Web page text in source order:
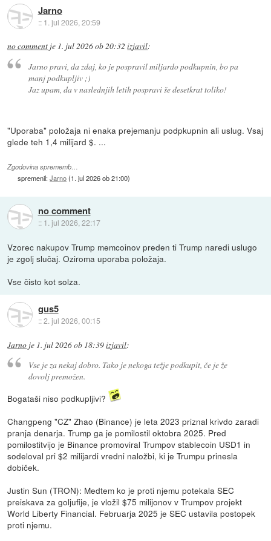
Jarno
:: 1. jul 2026, 20:59
no comment je 1. jul 2026 ob 20:32 izjavil:
Jarno pravi, da zdaj, ko je pospravil miljardo podkupnin, bo pa
manj podkupljiv ;)
Jaz upam, da v naslednjih letih pospravi še desetkrat toliko!
"Uporaba" položaja ni enaka prejemanju podpkupnin ali uslug. Vsaj
glede teh 1,4 milijard $. ...
Zgodovina sprememb…
spremenil:Jarno(1. jul 2026 ob 21:00)
no comment
:: 1. jul 2026, 22:17
Vzorec nakupov Trump memcoinov preden ti Trump naredi uslugo
je zgolj slučaj. Oziroma uporaba položaja.
Vse čisto kot solza.
gus5
::2. jul 2026, 00:15
Jarno je 1. jul 2026 ob 18:39izjavil:
Vse je za nekaj dobro. Tako je nekoga težje podkupit, če je že
dovolj premožen.
Bogataši niso podkupljivi?
Changpeng "CZ" Zhao (Binance) je leta 2023 priznal krivdo zaradi
pranja denarja. Trump ga je pomilostil oktobra 2025. Pred
pomilostitvijo je Binance promoviral Trumpov stablecoin USD1 in
sodeloval pri $2 milijardi vredni naložbi, ki je Trumpu prinesla
dobiček.
Justin Sun (TRON): Medtem ko je proti njemu potekala SEC
preiskava za goljufije, je vložil $75 milijonov v Trumpov projekt
World Liberty Financial. Februarja 2025 je SEC ustavila postopek
proti njemu.